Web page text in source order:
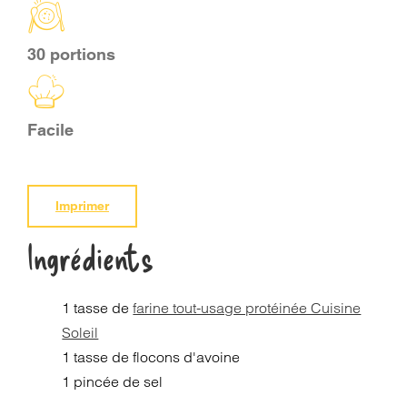
30 portions
Facile
Imprimer
Ingrédients
1 tasse defarine tout-usage protéinée Cuisine
Soleil
1 tasse de flocons d'avoine
1 pincée de sel